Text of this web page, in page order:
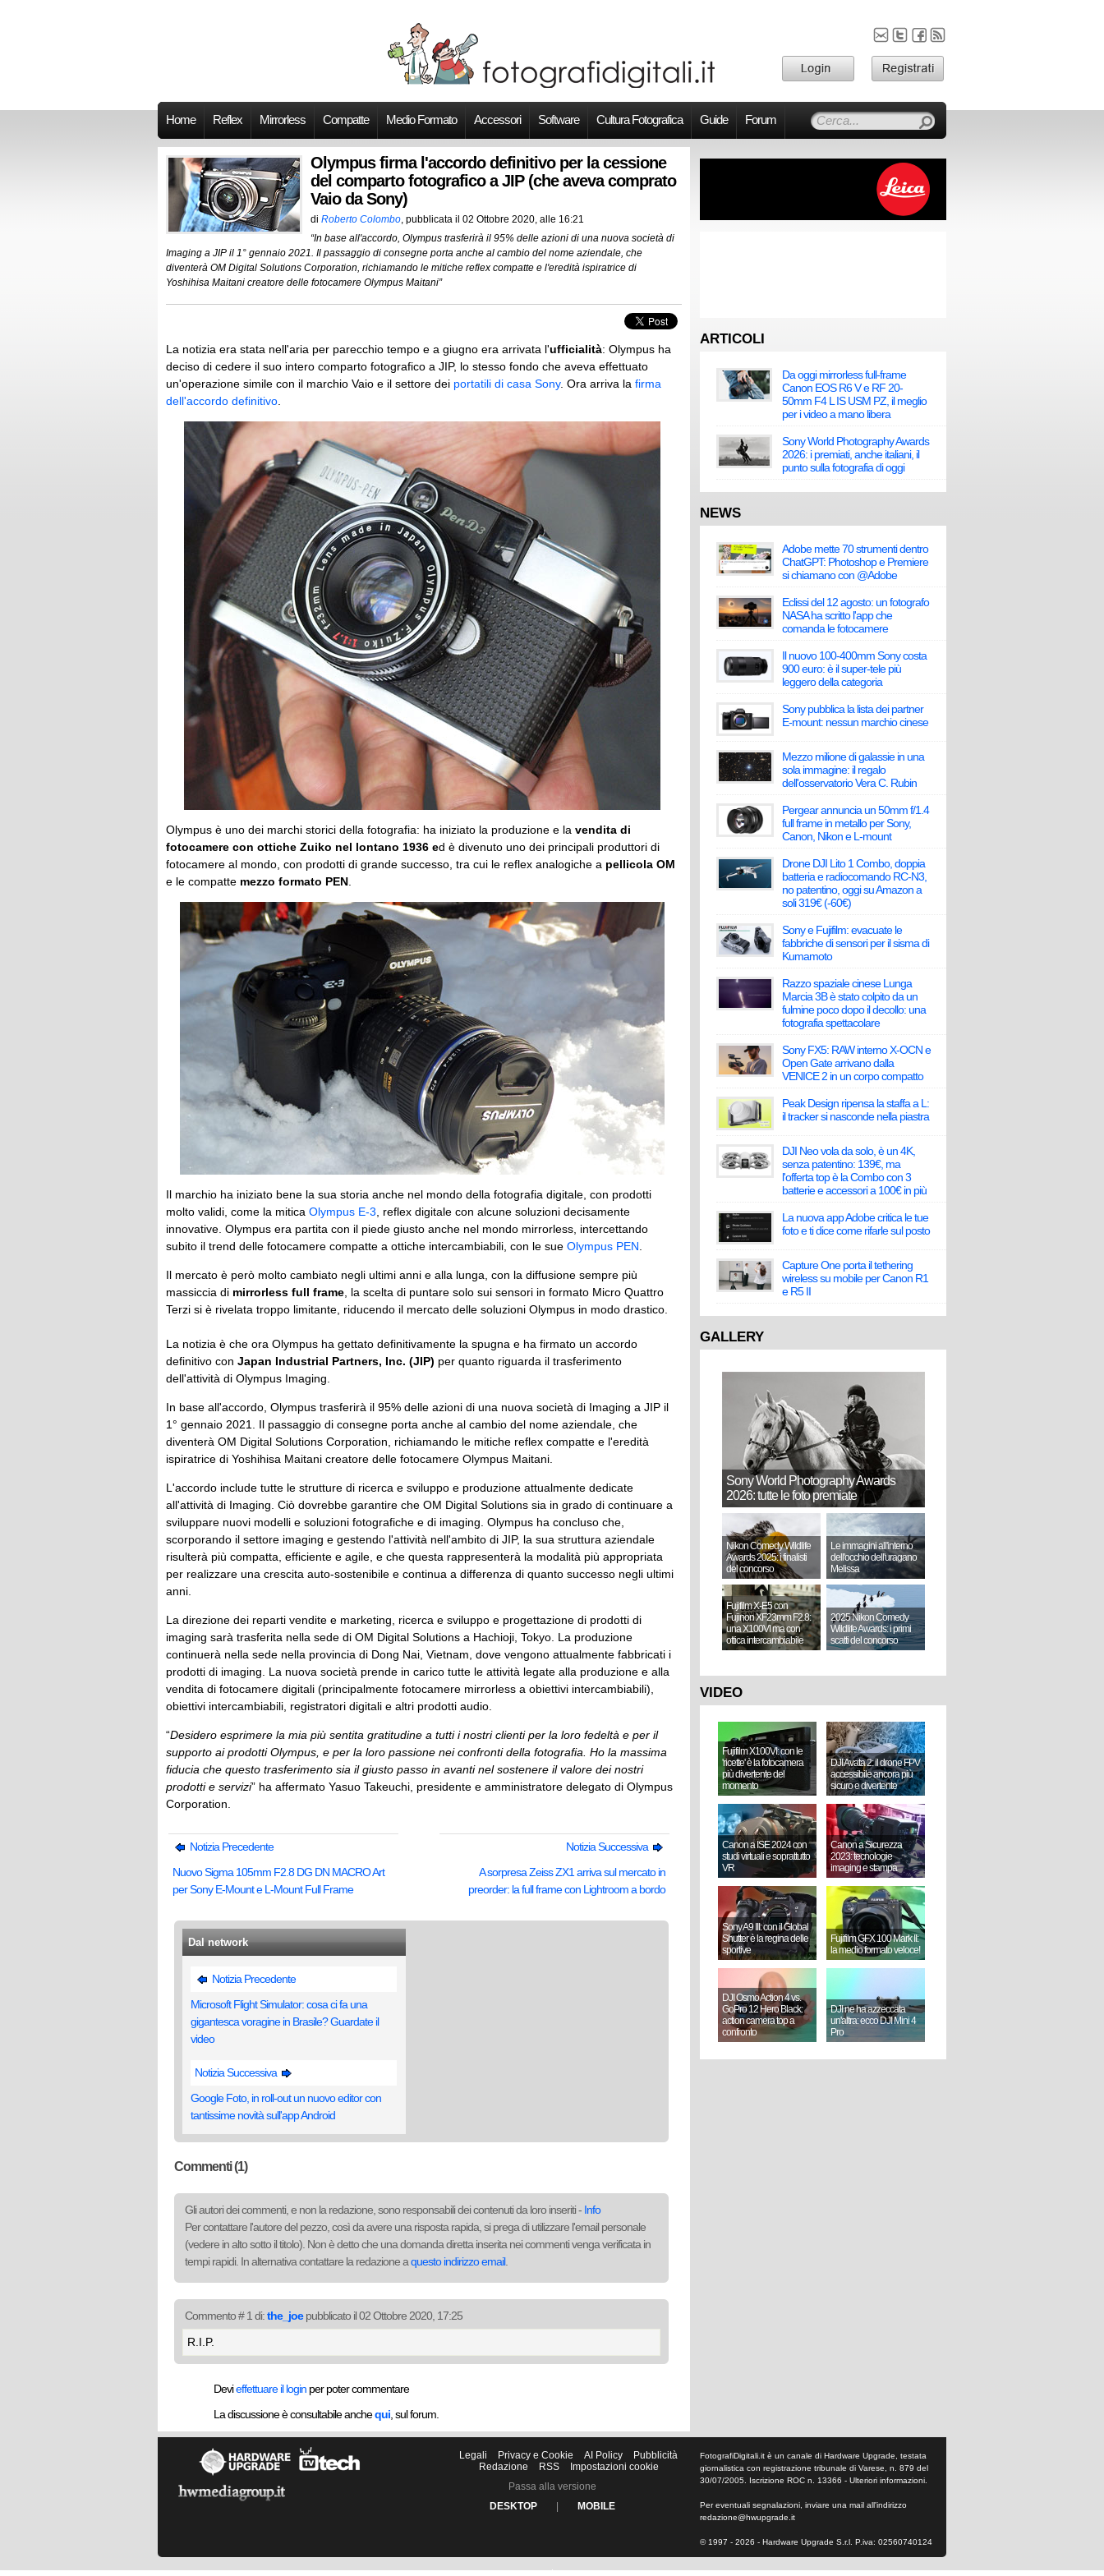
Home Reflex Mirrorless Compatte Medio Formato Accessori Software Cultura Fotografica Guide Forum
Olympus firma l'accordo definitivo per la cessione
del comparto fotografico a JIP (che aveva comprato
Vaio da Sony)
di Roberto Colombo, pubblicata il 02 Ottobre 2020, alle 16:21
“In base all'accordo, Olympus trasferirà il 95% delle azioni di una nuova società di
Imaging a JIP il 1° gennaio 2021. Il passaggio di consegne porta anche al cambio del nome aziendale, che
diventerà OM Digital Solutions Corporation, richiamando le mitiche reflex compatte e l'eredità ispiratrice di
Yoshihisa Maitani creatore delle fotocamere Olympus Maitani”
La notizia era stata nell'aria per parecchio tempo e a giugno era arrivata l'ufficialità: Olympus ha
deciso di cedere il suo intero comparto fotografico a JIP, lo stesso fondo che aveva effettuato
un'operazione simile con il marchio Vaio e il settore dei portatili di casa Sony. Ora arriva la firma
dell'accordo definitivo
Olympus è uno dei marchi storici della fotografia: ha iniziato la produzione e la vendita di
fotocamere con ottiche Zuiko nel lontano 1936 ed è divenuto uno dei principali produttori di
fotocamere al mondo, con prodotti di grande successo, tra cui le reflex analogiche a pellicola OM
e le compatte mezzo formato PEN
Il marchio ha iniziato bene la sua storia anche nel mondo della fotografia digitale, con prodotti
molto validi, come la mitica Olympus E-3 , reflex digitale con alcune soluzioni decisamente
innovative. Olympus era partita con il piede giusto anche nel mondo mirrorless, intercettando
subito il trend delle fotocamere compatte a ottiche intercambiabili, con le sue Olympus PEN
Il mercato è però molto cambiato negli ultimi anni e alla lunga, con la diffusione sempre più
massiccia di mirrorless full frame , la scelta di puntare solo sui sensori in formato Micro Quattro
Terzi si è rivelata troppo limitante, riducendo il mercato delle soluzioni Olympus in modo drastico.
La notizia è che ora Olympus ha gettato definitivamente la spugna e ha firmato un accordo
definitivo con Japan Industrial Partners, Inc. (JIP) per quanto riguarda il trasferimento
dell'attività di Olympus Imaging.
In base all'accordo, Olympus trasferirà il 95% delle azioni di una nuova società di Imaging a JIP il
1° gennaio 2021. Il passaggio di consegne porta anche al cambio del nome aziendale, che
diventerà OM Digital Solutions Corporation, richiamando le mitiche reflex compatte e l'eredità
ispiratrice di Yoshihisa Maitani creatore delle fotocamere Olympus Maitani.
L'accordo include tutte le strutture di ricerca e sviluppo e produzione attualmente dedicate
all'attività di Imaging. Ciò dovrebbe garantire che OM Digital Solutions sia in grado di continuare a
sviluppare nuovi modelli e soluzioni fotografiche e di imaging. Olympus ha concluso che,
scorporando il settore imaging e gestendo l'attività nell'ambito di JIP, la sua struttura aziendale
risulterà più compatta, efficiente e agile, e che questa rappresenterà la modalità più appropriata
per realizzare una crescita auto-sostenibile e continua a differenza di quanto successo negli ultimi
anni.
La direzione dei reparti vendite e marketing, ricerca e sviluppo e progettazione di prodotti di
imaging sarà trasferita nella sede di OM Digital Solutions a Hachioji, Tokyo. La produzione
continuerà nella sede nella provincia di Dong Nai, Vietnam, dove vengono attualmente fabbricati i
prodotti di imaging. La nuova società prende in carico tutte le attività legate alla produzione e alla
vendita di fotocamere digitali (principalmente fotocamere mirrorless a obiettivi intercambiabili),
obiettivi intercambiabili, registratori digitali e altri prodotti audio.
“Desidero esprimere la mia più sentita gratitudine a tutti i nostri clienti per la loro fedeltà e per il
supporto ai prodotti Olympus, e per la loro passione nei confronti della fotografia. Ho la massima
fiducia che questo trasferimento sia il giusto passo in avanti nel sostenere il valore dei nostri
prodotti e servizi” ha affermato Yasuo Takeuchi, presidente e amministratore delegato di Olympus
Corporation.
Notizia Precedente
Nuovo Sigma 105mm F2.8 DG DN MACRO Art
per Sony E-Mount e L-Mount Full Frame
Notizia Successiva
A sorpresa Zeiss ZX1 arriva sul mercato in
preorder: la full frame con Lightroom a bordo
Dal network
Notizia Precedente
Microsoft Flight Simulator: cosa ci fa una
gigantesca voragine in Brasile? Guardate il
video
Notizia Successiva
Google Foto, in roll-out un nuovo editor con
tantissime novità sull'app Android
Commenti (1)
Gli autori dei commenti, e non la redazione, sono responsabili dei contenuti da loro inseriti - Info
Per contattare l'autore del pezzo, così da avere una risposta rapida, si prega di utilizzare l'email personale
(vedere in alto sotto il titolo). Non è detto che una domanda diretta inserita nei commenti venga verificata in
tempi rapidi. In alternativa contattare la redazione aquesto indirizzo email.
Commento # 1 di:the_joepubblicato il 02 Ottobre 2020, 17:25
R.I.P.
Devieffettuare il login per poter commentare
La discussione è consultabile anchequi , sul forum.
ARTICOLI
Da oggi mirrorless full-frame
Canon EOS R6 V e RF 20-
50mm F4 L IS USM PZ, il meglio
per i video a mano libera
Sony World Photography Awards
2026: i premiati, anche italiani, il
punto sulla fotografia di oggi
NEWS
Adobe mette 70 strumenti dentro
ChatGPT: Photoshop e Premiere
si chiamano con @Adobe
Eclissi del 12 agosto: un fotografo
NASA ha scritto l'app che
comanda le fotocamere
Il nuovo 100-400mm Sony costa
900 euro: è il super-tele più
leggero della categoria
Sony pubblica la lista dei partner
E-mount: nessun marchio cinese
Mezzo milione di galassie in una
sola immagine: il regalo
dell'osservatorio Vera C. Rubin
Pergear annuncia un 50mm f/1.4
full frame in metallo per Sony,
Canon, Nikon e L-mount
Drone DJI Lito 1 Combo, doppia
batteria e radiocomando RC-N3,
no patentino, oggi su Amazon a
soli 319€ (-60€)
Sony e Fujifilm: evacuate le
fabbriche di sensori per il sisma di
Kumamoto
Razzo spaziale cinese Lunga
Marcia 3B è stato colpito da un
fulmine poco dopo il decollo: una
fotografia spettacolare
Sony FX5: RAW interno X-OCN e
Open Gate arrivano dalla
VENICE 2 in un corpo compatto
Peak Design ripensa la staffa a L:
il tracker si nasconde nella piastra
DJI Neo vola da solo, è un 4K,
senza patentino: 139€, ma
l'offerta top è la Combo con 3
batterie e accessori a 100€ in più
La nuova app Adobe critica le tue
foto e ti dice come rifarle sul posto
Capture One porta il tethering
wireless su mobile per Canon R1
e R5 II
GALLERY
Sony World Photography Awards
2026: tutte le foto premiate
Nikon Comedy Wildlife
Awards 2025: i finalisti
del concorso
Le immagini all'interno
dell'occhio dell'uragano
Melissa
Fujifilm X-E5 con
Fujinon XF23mm F2.8:
una X100VI ma con
ottica intercambiabile
2025 Nikon Comedy
Wildlife Awards: i primi
scatti del concorso
VIDEO
Fujifilm X100VI: con le
'ricette' è la fotocamera
più divertente del
momento
DJI Avata 2: il drone FPV
accessibile ancora più
sicuro e divertente
Canon a ISE 2024 con
studi virtuali e soprattutto
VR
Canon a Sicurezza
2023: tecnologie
imaging e stampa
Sony A9 III: con il Global
Shutter è la regina delle
sportive
Fujifilm GFX 100 Mark II:
la medio formato veloce!
DJI Osmo Action 4 vs.
GoPro 12 Hero Black:
action camera top a
confronto
DJI ne ha azzeccata
un'altra: ecco DJI Mini 4
Pro
Legali Privacy e Cookie AI Policy
Pubblicità
Redazione
RSS
Impostazioni cookie
Passa alla versione
DESKTOP
MOBILE
FotografiDigitali.it è un canale di Hardware Upgrade, testata
giornalistica con registrazione tribunale di Varese, n. 879 del
30/07/2005. Iscrizione ROC n. 13366 - Ulteriori informazioni
Per eventuali segnalazioni, inviare una mail all'indirizzo
redazione@hwupgrade.it
© 1997 - 2026 - Hardware Upgrade S.r.l. P.iva: 02560740124